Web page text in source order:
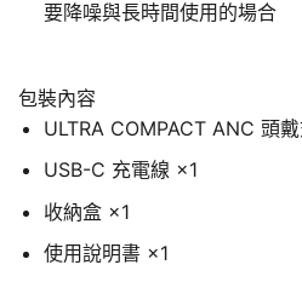
要降噪與長時間使用的場合
包裝內容
ULTRA COMPACT ANC 頭
USB-C 充電線 ×1
收納盒 ×1
使用說明書 ×1